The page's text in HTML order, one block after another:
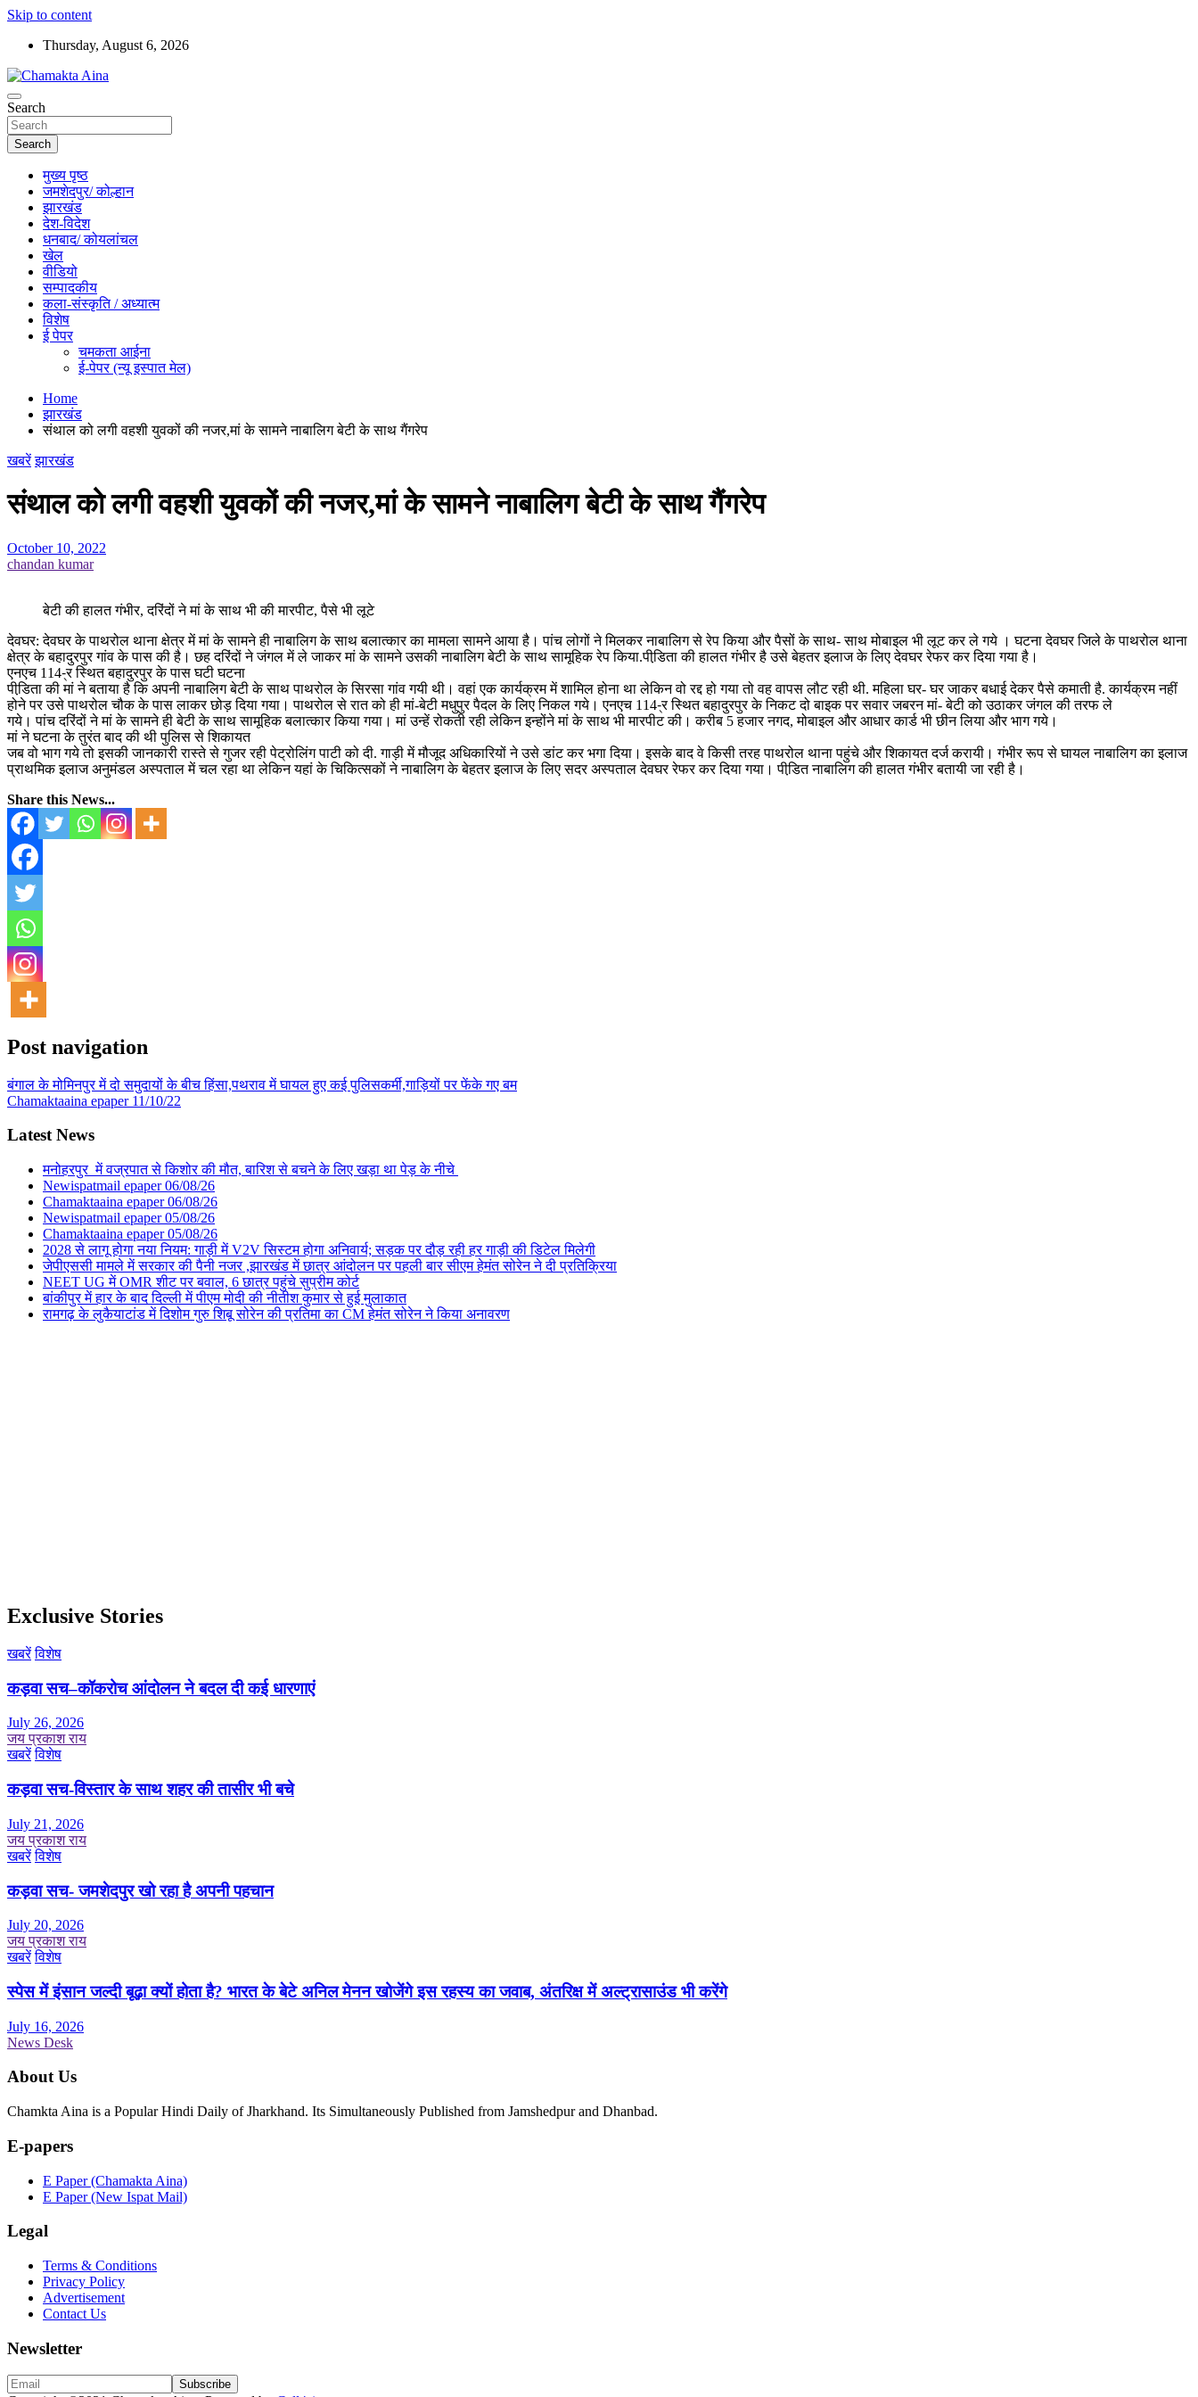
Skip to content
Thursday, August 6, 2026
Chamakta Aina
Hindi News Paper – Jharkhand
Search
Search
मुख्य पृष्ठ
जमशेदपुर/ कोल्हान
झारखंड
देश-विदेश
धनबाद/ कोयलांचल
खेल
वीडियो
सम्पादकीय
कला-संस्कृति / अध्यात्म
विशेष
ई पेपर
चमकता आईना
ई-पेपर (न्यू इस्पात मेल)
Home
झारखंड
संथाल को लगी वहशी युवकों की नजर,मां के सामने नाबालिग बेटी के साथ गैंगरेप
खबरें झारखंड
संथाल को लगी वहशी युवकों की नजर,मां के सामने नाबालिग बेटी के साथ गैंगरेप
October 10, 2022
chandan kumar
बेटी की हालत गंभीर, दरिंदों ने मां के साथ भी की मारपीट, पैसे भी लूटे
देवघर: देवघर के पाथरोल थाना क्षेत्र में मां के सामने ही नाबालिग के साथ बलात्कार का मामला सामने आया है। पांच लोगों ने मिलकर नाबालिग से रेप किया और पैसों के साथ- साथ मोबाइल भी लूट कर ले गये । घटना देवघर जिले के पाथरोल थाना
क्षेत्र के बहादुरपुर गांव के पास की है। छह दरिंदों ने जंगल में ले जाकर मां के सामने उसकी नाबालिग बेटी के साथ सामूहिक रेप किया.पीडि़ता की हालत गंभीर है उसे बेहतर इलाज के लिए देवघर रेफर कर दिया गया है।
एनएच 114-्र स्थित बहादुरपुर के पास घटी घटना
पीडि़ता की मां ने बताया है कि अपनी नाबालिग बेटी के साथ पाथरोल के सिरसा गांव गयी थी। वहां एक कार्यक्रम में शामिल होना था लेकिन वो रद्द हो गया तो वह वापस लौट रही थी. महिला घर- घर जाकर बधाई देकर पैसे कमाती है. कार्यक्रम नहीं
होने पर उसे पाथरोल चौक के पास लाकर छोड़ दिया गया। पाथरोल से रात को ही मां-बेटी मधुपुर पैदल के लिए निकल गये। एनएच 114-्र स्थित बहादुरपुर के निकट दो बाइक पर सवार जबरन मां- बेटी को उठाकर जंगल की तरफ ले
गये। पांच दरिंदों ने मां के सामने ही बेटी के साथ सामूहिक बलात्कार किया गया। मां उन्हें रोकती रही लेकिन इन्होंने मां के साथ भी मारपीट की। करीब 5 हजार नगद, मोबाइल और आधार कार्ड भी छीन लिया और भाग गये।
मां ने घटना के तुरंत बाद की थी पुलिस से शिकायत
जब वो भाग गये तो इसकी जानकारी रास्ते से गुजर रही पेट्रोलिंग पाटी को दी. गाड़ी में मौजूद अधिकारियों ने उसे डांट कर भगा दिया। इसके बाद वे किसी तरह पाथरोल थाना पहुंचे और शिकायत दर्ज करायी। गंभीर रूप से घायल नाबालिग का इलाज
प्राथमिक इलाज अनुमंडल अस्पताल में चल रहा था लेकिन यहां के चिकित्सकों ने नाबालिग के बेहतर इलाज के लिए सदर अस्पताल देवघर रेफर कर दिया गया। पीडि़त नाबालिग की हालत गंभीर बतायी जा रही है।
Share this News...
Post navigation
बंगाल के मोमिनपुर में दो समुदायों के बीच हिंसा,पथराव में घायल हुए कई पुलिसकर्मी,गाड़ियों पर फेंके गए बम
Chamaktaaina epaper 11/10/22
Latest News
मनोहरपुर में वज्रपात से किशोर की मौत, बारिश से बचने के लिए खड़ा था पेड़ के नीचे
Newispatmail epaper 06/08/26
Chamaktaaina epaper 06/08/26
Newispatmail epaper 05/08/26
Chamaktaaina epaper 05/08/26
2028 से लागू होगा नया नियम: गाड़ी में V2V सिस्टम होगा अनिवार्य; सड़क पर दौड़ रही हर गाड़ी की डिटेल मिलेगी
जेपीएससी मामले में सरकार की पैनी नजर ,झारखंड में छात्र आंदोलन पर पहली बार सीएम हेमंत सोरेन ने दी प्रतिक्रिया
NEET UG में OMR शीट पर बवाल, 6 छात्र पहुंचे सुप्रीम कोर्ट
बांकीपुर में हार के बाद दिल्ली में पीएम मोदी की नीतीश कुमार से हुई मुलाकात
रामगढ़ के लुकैयाटांड में दिशोम गुरु शिबू सोरेन की प्रतिमा का CM हेमंत सोरेन ने किया अनावरण
Exclusive Stories
खबरें विशेष
कड़वा सच–कॉकरोच आंदोलन ने बदल दी कई धारणाएं
July 26, 2026
जय प्रकाश राय
खबरें विशेष
कड़वा सच-विस्तार के साथ शहर की तासीर भी बचे
July 21, 2026
जय प्रकाश राय
खबरें विशेष
कड़वा सच- जमशेदपुर खो रहा है अपनी पहचान
July 20, 2026
जय प्रकाश राय
खबरें विशेष
स्पेस में इंसान जल्दी बूढ़ा क्यों होता है? भारत के बेटे अनिल मेनन खोजेंगे इस रहस्य का जवाब, अंतरिक्ष में अल्ट्रासाउंड भी करेंगे
July 16, 2026
News Desk
About Us
Chamkta Aina is a Popular Hindi Daily of Jharkhand. Its Simultaneously Published from Jamshedpur and Dhanbad.
E-papers
E Paper (Chamakta Aina)
E Paper (New Ispat Mail)
Legal
Terms & Conditions
Privacy Policy
Advertisement
Contact Us
Newsletter